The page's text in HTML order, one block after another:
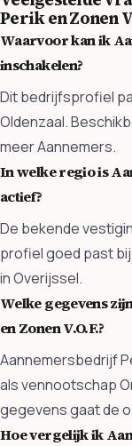
Perik en Zonen
Waarvoor kan ik
inschakelen?
Dit bedrijfsprofiel
Oldenzaal.
meer Aannemers.
In welke regio is
actief?
De bekende
profiel goed past
in Overijssel.
Welke gegevens
en Zonen V.O.F.?
Aannemersbedrijf
als vennootschap
gegevens gaat de
Hoe vergelijk ik